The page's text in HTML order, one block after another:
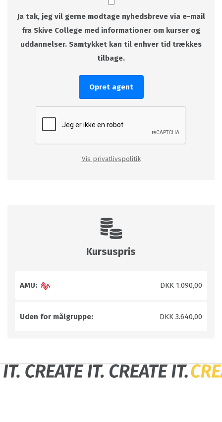
Ja tak, jeg vil gerne modtage nyhedsbreve via e-mail
fra Skive College med informationer om kurser og
uddannelser. Samtykket kan til enhver tid trækkes
tilbage.
Opret agent
Vis privatlivspolitik
Kursuspris
AMU: DKK 1.090,00
Uden for målgruppe: DKK 3.640,00